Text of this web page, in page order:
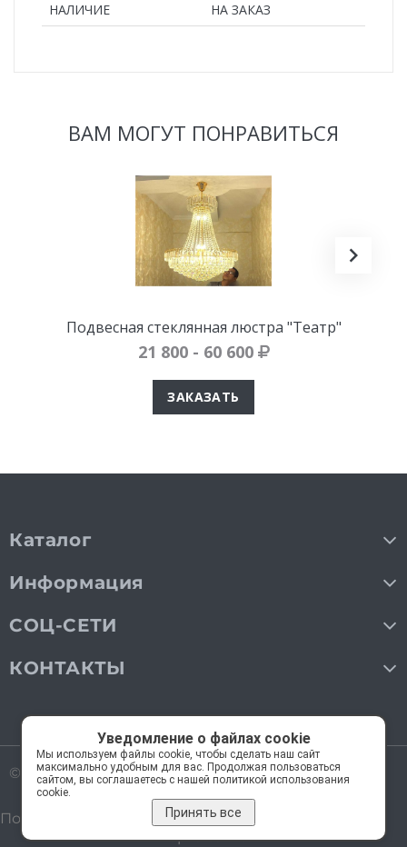
НАЛИЧИЕ НА ЗАКАЗ
ВАМ МОГУТ ПОНРАВИТЬСЯ
Подвесная стеклянная люстра "Театр"
21 800 - 60 600
ЗАКАЗАТЬ
Каталог
Информация
СОЦ-СЕТИ
КОНТАКТЫ
© 2018—2026 Мос Люстры.Все права защищены
Политика обработки персональных данных
Карта сайта
Уведомление о файлах cookie
Мы используем файлы cookie, чтобы сделать наш сайт
максимально удобным для вас. Продолжая пользоваться
сайтом, вы соглашаетесь с нашей политикой использования
cookie.
Принять все